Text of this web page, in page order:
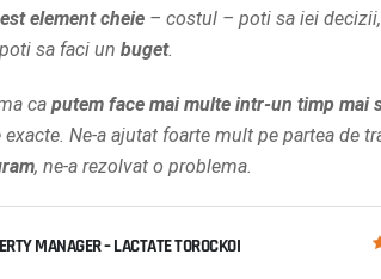
element cheie – costul – poti sa iei
sa faci un buget.
ca putem face mai multe intr-un timp mai
Ne-a ajutat foarte mult pe partea de
, ne-a rezolvat o problema.
MANAGER – LACTATE TOROCKOI